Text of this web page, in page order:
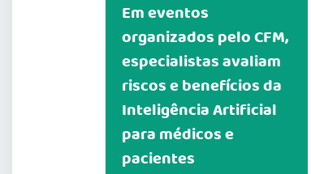
Em eventos
organizados pelo CFM,
especialistas avaliam
riscos e benefícios da
Inteligência Artificial
para médicos e
pacientes